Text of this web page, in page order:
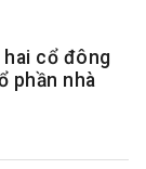
cổ đông
phần nhà